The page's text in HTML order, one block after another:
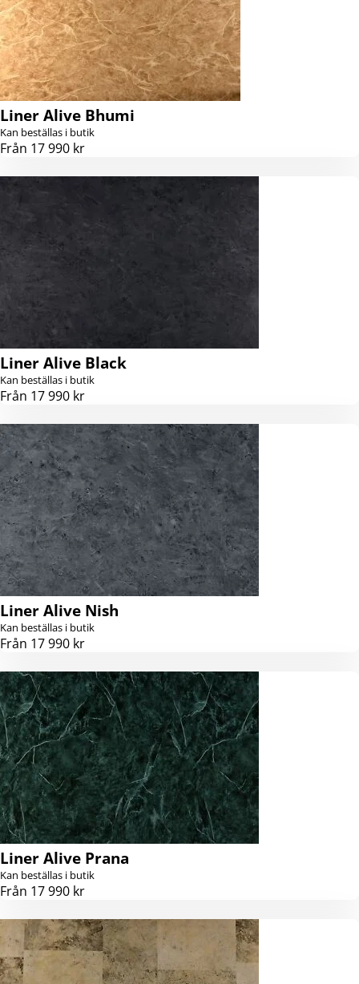
Liner Alive Bhumi
Kan beställas i butik
Från 17 990 kr
Liner Alive Black
Kan beställas i butik
Från 17 990 kr
Liner Alive Nish
Kan beställas i butik
Från 17 990 kr
Liner Alive Prana
Kan beställas i butik
Från 17 990 kr